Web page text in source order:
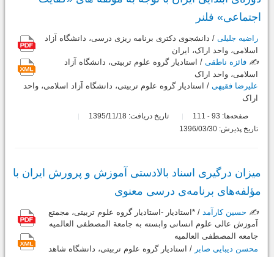
اجتماعی» فلنر
راضیه جلیلی / دانشجوی دکتری برنامه ریزی درسی، دانشگاه آزاد
اسلامی، واحد اراک، ایران
✍️ فائزه ناطقی / استادیار گروه علوم تربیتی، دانشگاه آزاد
اسلامی، واحد اراک
علیرضا فقیهی / استادیار گروه علوم تربیتی، دانشگاه آزاد اسلامی، واحد
اراک
صفحه‌ها: 93
-
تاریخ دریافت: 1395/11/18
تاریخ پذیرش: 1396/03/30
میزان درگیری اسناد بالادستی آموزش و پرورش ایران با
مؤلفه‌های برنامه‌ی درسی معنوی
✍️ حسین کارآمد / *استادیار -استادیار گروه علوم تربیتی، مجمتع
آموزش عالی علوم انسانی وابسته به جامعة المصطفی العالمیه
جامعه المصطفی العالمیه
محسن دیبایی صابر / استادیار گروه علوم تربیتی، دانشگاه شاهد